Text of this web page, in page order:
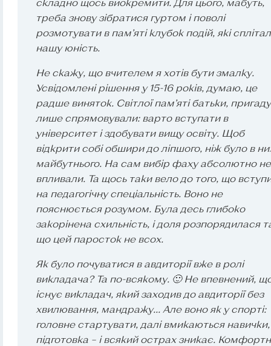
складно щось виокремити. Для цього, мабуть,
треба знову зібратися гуртом і поволі
розмотувати в пам’яті клубок подій, які
нашу юність.
Не скажу, що вчителем я хотів бути змалку.
Усвідомлені рішення у 15-16 років, думаю, це
радше виняток. Світлої пам’яті батьки,
лише спрямовували: варто вступати в
університет і здобувати вищу освіту. Щоб
відкрити собі обшири до ліпшого, ніж було в
майбутнього. На сам вибір фаху абсолютно не
впливали. Та щось таки вело до того, що
на педагогічну спеціальність. Воно не
пояснюється розумом. Була десь глибоко
закорінена схильність, і доля розпорядилася
що цей паросток не всох.
Як було почуватися в авдиторії вже в ролі
викладача? Та по-всякому. 🙂 Не впевнений,
існує викладач, який заходив до авдиторії без
хвилювання, мандражу... Але воно як у спорті:
головне стартувати, далі вмикаються навички,
підготовка – і всякий острах зникає.